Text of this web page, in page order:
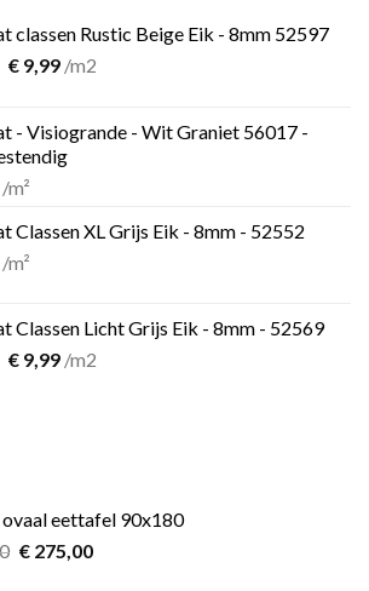
classen Rustic Beige Eik - 8mm 52597
Oorspronkelijke
€ 11,49.
€9,99Huidige
€ 9,99.
/m2
- Visiogrande - Wit Graniet 56017 -
/m²
Classen XL Grijs Eik - 8mm - 52552
/m²
Classen Licht Grijs Eik - 8mm - 52569
Oorspronkelijke
€9,99Huidige
/m2
eettafel 90x180
Oorspronkelijke
€275,00Huidige